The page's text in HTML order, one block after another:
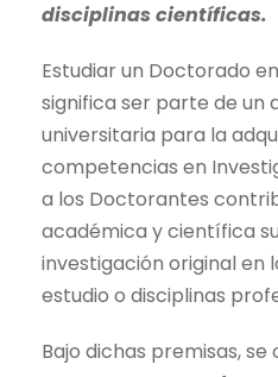
disciplinas científicas.
Estudiar un Doctorado
significa ser parte de un
universitaria para la
competencias en
a los Doctorantes
académica y científica
investigación original en
estudio o disciplinas
Bajo dichas premisas, se